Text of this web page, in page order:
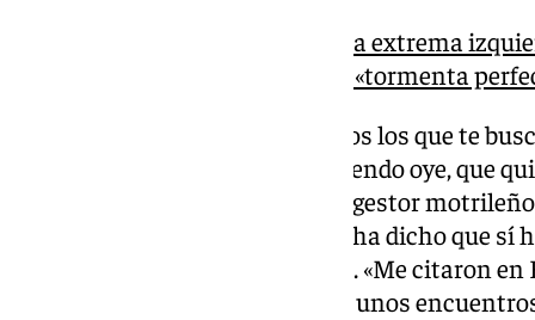
Tebas, el ‘tío Juan’, la FIFA, la extrema
‘woke’: Rubiales describe la «tormenta
«Los proyectos de fútbol son ellos los que te
con una pancarta o que voy diciendo oye, que
que venir a buscarte», resalta el gestor
conversación en 101 Televisión ha dicho que sí
federaciones de fútbol asiáticas. «Me citaron
ellos», afirma un Rubiales sobre unos